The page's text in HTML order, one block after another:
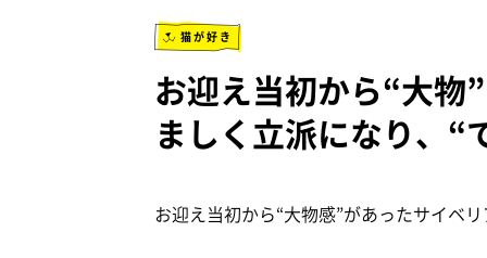
猫が好き
お迎え当初から“大
ましく立派になり、“
お迎え当初から“大物感”があったサイベ